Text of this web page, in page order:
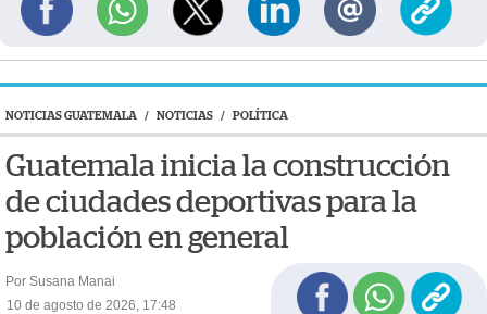
NOTICIAS GUATEMALA / NOTICIAS / POLÍTICA
Guatemala inicia la construcción
de ciudades deportivas para la
población en general
Por Susana Manai
10 de agosto de 2026, 17:48